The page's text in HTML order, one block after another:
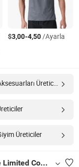
$3,00-4,50/Ayarla
Moda Aksesuarları Üreticiler
Üreticiler
Guangzhou Hissen International Trade Limited Company